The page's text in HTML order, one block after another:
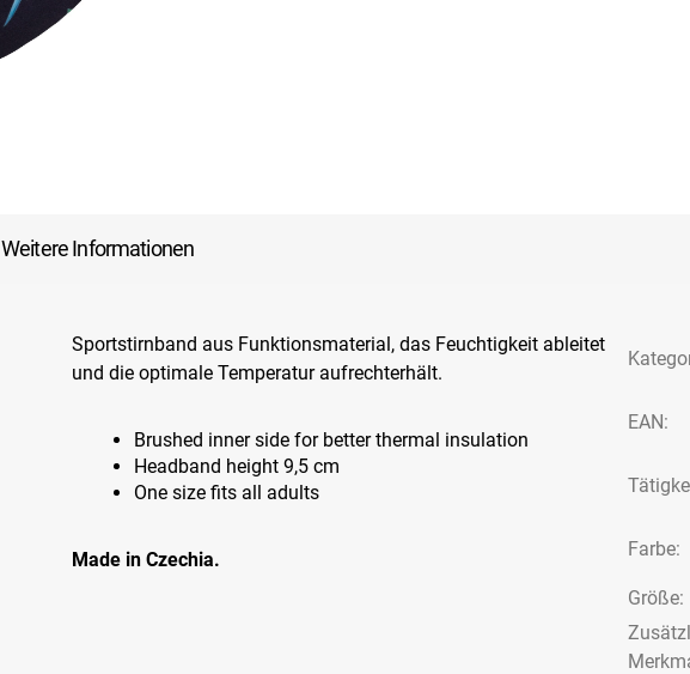
Weitere Informationen
Sportstirnband aus Funktionsmaterial, das Feuchtigkeit ableitet
und die optimale Temperatur aufrechterhält.
Brushed inner side for better thermal insulation
Headband height 9,5 cm
One size fits all adults
Made in Czechia.
EAN:
Farbe:
Größe: